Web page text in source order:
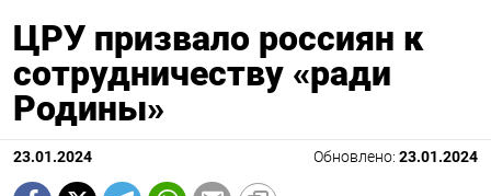
ЦРУ призвало россиян к
сотрудничеству «ради
Родины»
23.01.2024 Обновлено: 23.01.2024